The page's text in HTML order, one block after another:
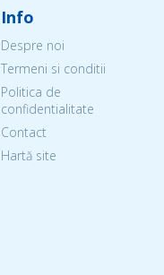
Info
Despre noi
Termeni si conditii
Politica de
confidentialitate
Contact
Hartă site